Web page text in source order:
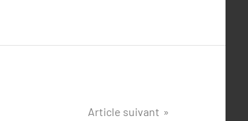
Article suivant